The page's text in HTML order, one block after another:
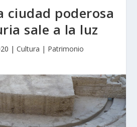
ciudad poderosa
sale a la luz
| Cultura | Patrimonio